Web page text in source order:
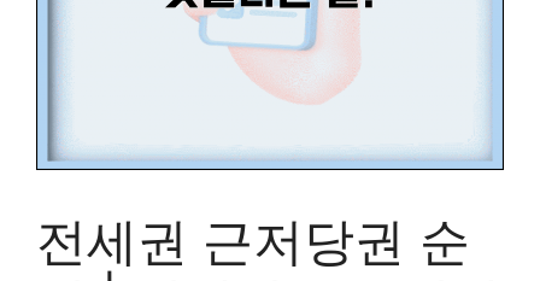
전세권 근저당권 순